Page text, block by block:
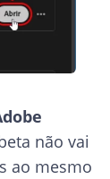
não vai
ao mesmo